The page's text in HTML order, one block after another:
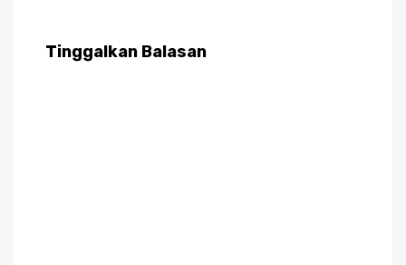
Tinggalkan Balasan